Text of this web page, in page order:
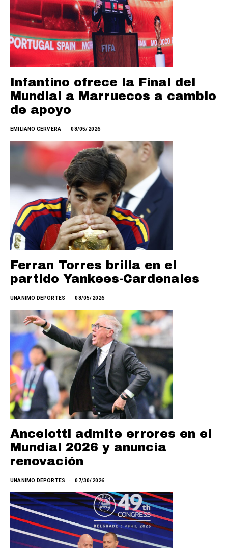
Infantino ofrece la Final del
Mundial a Marruecos a cambio
de apoyo
EMILIANO CERVERA 08/05/2026
Ferran Torres brilla en el
partido Yankees-Cardenales
UNANIMO DEPORTES 08/05/2026
Ancelotti admite errores en el
Mundial 2026 y anuncia
renovación
UNANIMO DEPORTES 07/30/2026